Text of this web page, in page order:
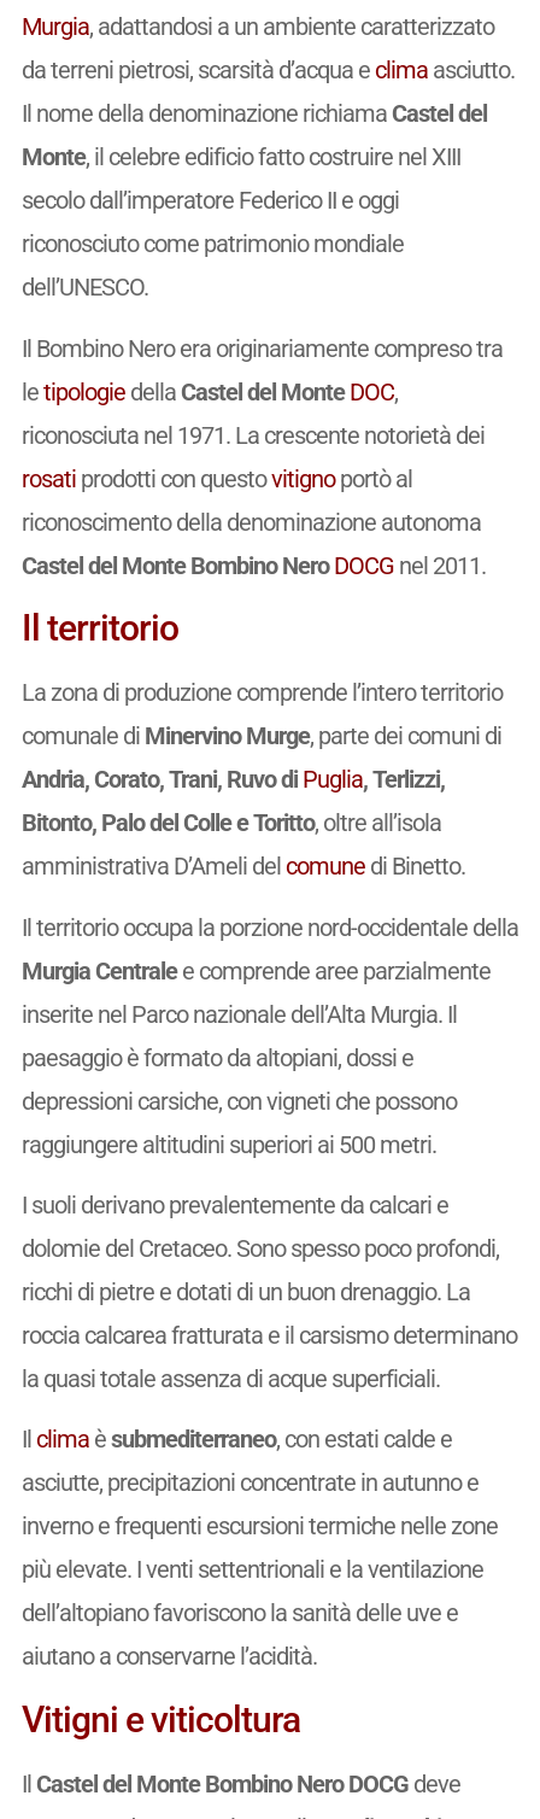
Murgia, adattandosi a un ambiente caratterizzato
da terreni pietrosi, scarsità d’acqua e climaasciutto.
Il nome della denominazione richiama Castel del
Monte, il celebre edificio fatto costruire nel XIII
secolo dall’imperatore Federico II e oggi
riconosciuto come patrimonio mondiale
dell’UNESCO.
Il Bombino Nero era originariamente compreso tra
letipologiedella Castel del MonteDOC,
riconosciuta nel 1971. La crescente notorietà dei
rosatiprodotti con questovitignoportò al
riconoscimento della denominazione autonoma
Castel del Monte Bombino NeroDOCGnel 2011.
Il territorio
La zona di produzione comprende l’intero territorio
comunale di Minervino Murge, parte dei comuni di
Andria, Corato, Trani, Ruvo diPuglia, Terlizzi,
Bitonto, Palo del Colle e Toritto, oltre all’isola
amministrativa D’Ameli del comunedi Binetto.
Il territorio occupa la porzione nord-occidentale della
Murgia Centralee comprende aree parzialmente
inserite nel Parco nazionale dell’Alta Murgia. Il
paesaggio è formato da altopiani, dossi e
depressioni carsiche, con vigneti che possono
raggiungere altitudini superiori ai 500 metri.
I suoli derivano prevalentemente da calcari e
dolomie del Cretaceo. Sono spesso poco profondi,
ricchi di pietre e dotati di un buon drenaggio. La
roccia calcarea fratturata e il carsismo determinano
la quasi totale assenza di acque superficiali.
Il climaèsubmediterraneo, con estati calde e
asciutte, precipitazioni concentrate in autunno e
inverno e frequenti escursioni termiche nelle zone
più elevate. I venti settentrionali e la ventilazione
dell’altopiano favoriscono la sanità delle uve e
aiutano a conservarne l’acidità.
Vitigni e viticoltura
Il Castel del Monte Bombino Nero DOCGdeve